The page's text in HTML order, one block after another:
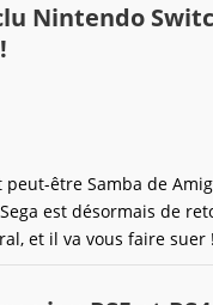
Nintendo
être Samba de
est désormais de
et il va vous faire suer !